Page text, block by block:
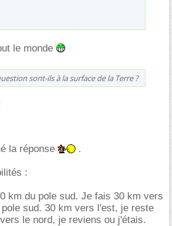
le monde
sont-ils à la surface de la Terre ?
la réponse .
:
km du pole sud. Je fais 30 km vers
sud. 30 km vers l'est, je reste
le nord, je reviens ou j'étais.